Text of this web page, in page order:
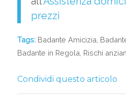
prezzi
Tags: Badante Amicizia
Badante in Regola Rischi
Condividi questo articolo